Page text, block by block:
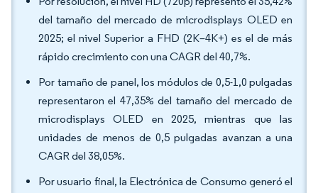
del tamaño del mercado de microdisplays OLED en
2025; el nivel Superior a FHD (2K–4K+) es el de más
rápido crecimiento con una CAGR del 40,7%.
Por tamaño de panel, los módulos de 0,5-1,0 pulgadas
representaron el 47,35% del tamaño del mercado de
microdisplays OLED en 2025, mientras que las
unidades de menos de 0,5 pulgadas avanzan a una
CAGR del 38,05%.
Por usuario final, la Electrónica de Consumo generó el